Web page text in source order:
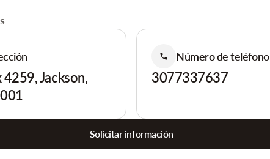
4259, Jackson,
Número de teléfono
3077337637
Solicitar información